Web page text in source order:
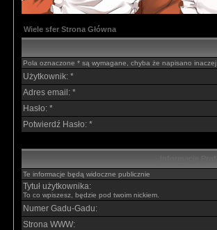
Wiele sfer Strona Główna
Pola oznaczone * są wymagane, chyba że napisano inaczej
Użytkownik: *
Adres email: *
Hasło: *
Potwierdź Hasło: *
Te informacje będą widoczne publicznie
Tytuł użytkownika:
To co wpiszesz, będzie pod twoim nickiem.
Numer Gadu-Gadu:
Strona WWW: